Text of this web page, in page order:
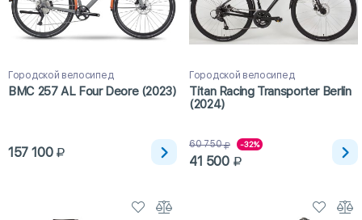
Городской велосипед
BMC 257 AL Four Deore (2023)
157 100
Городской велосипед
Titan Racing Transporter Berlin
(2024)
60 750 -32%
41 500